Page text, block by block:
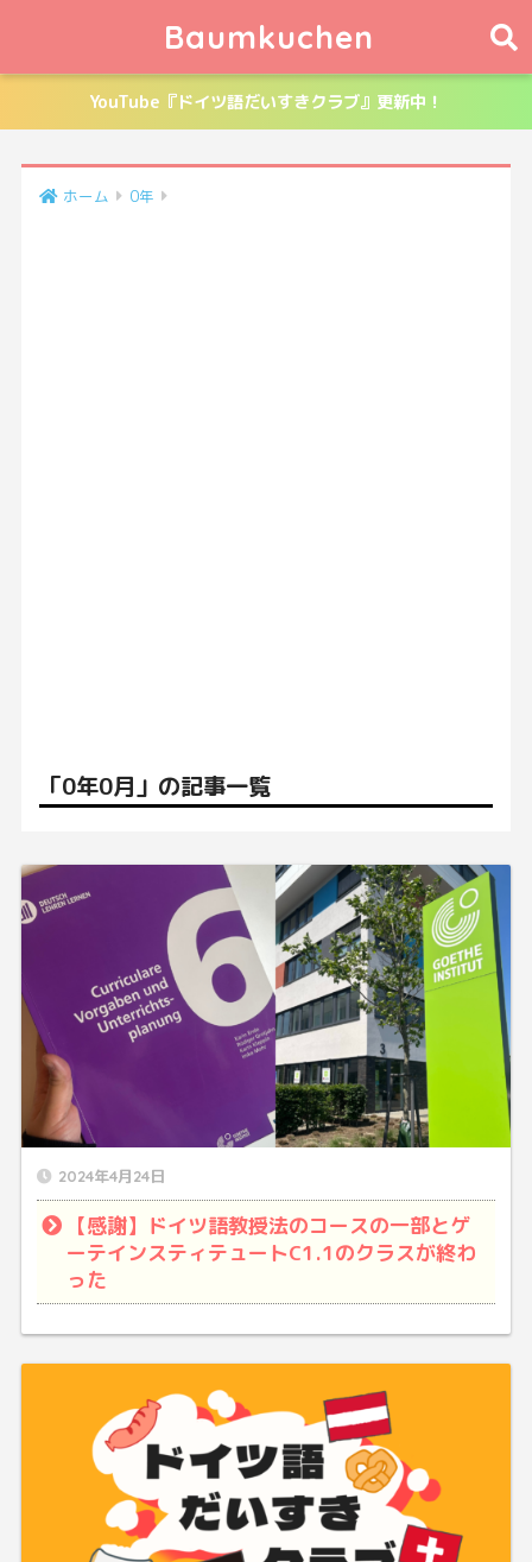
Baumkuchen
YouTube『ドイツ語だいすきクラブ』更新中！
ホーム 0年
「0年0月」の記事一覧
2024年4月24日
【感謝】ドイツ語教授法のコースの一部とゲ
ーテインスティテュートC1.1のクラスが終わ
った